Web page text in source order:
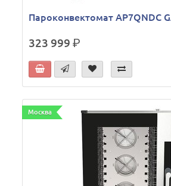
Пароконвектомат AP7QNDC
323 999р.
Москва